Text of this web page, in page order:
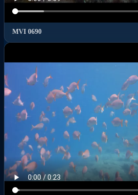
MVI 0690